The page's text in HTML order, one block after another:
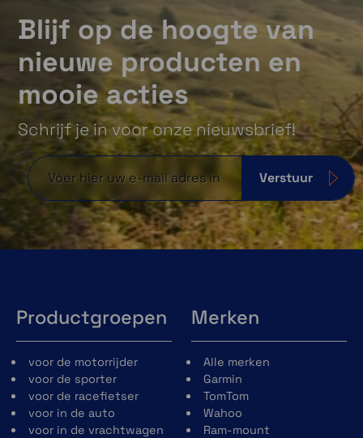
Blijf op de hoogte van
nieuwe producten en
mooie acties
Schrijf je in voor onze nieuwsbrief!
Verstuur
Productgroepen
voor de motorrijder
voor de sporter
voor de racefietser
voor in de auto
voor in de vrachtwagen
Merken
Alle merken
Garmin
TomTom
Wahoo
Ram-mount